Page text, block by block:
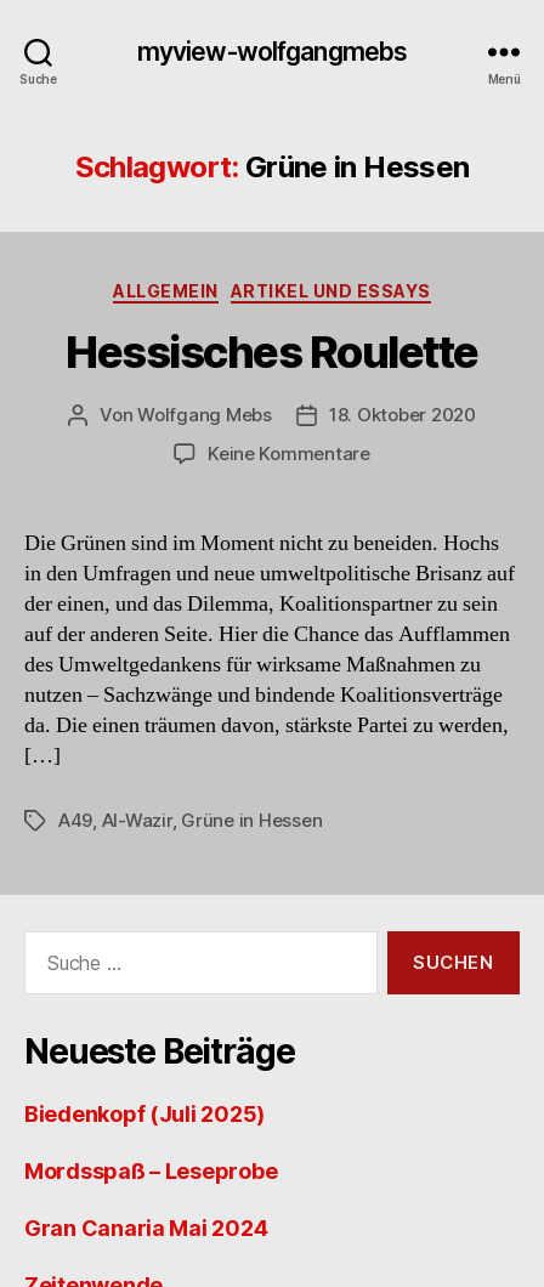
Suche
myview-wolfgangmebs
Menü
Schlagwort: Grüne in Hessen
Kategorien
ALLGEMEIN ARTIKEL UND ESSAYS
Hessisches Roulette
Beitragsautor
VonWolfgang Mebs Beitragsdatum
18. Oktober 2020
Keine Kommentarezu
Die Grünen sind im Moment nicht zu beneiden. Hochs
in den Umfragen und neue umweltpolitische Brisanz auf
der einen, und das Dilemma, Koalitionspartner zu sein
auf der anderen Seite. Hier die Chance das Aufflammen
des Umweltgedankens für wirksame Maßnahmen zu
nutzen – Sachzwänge und bindende Koalitionsverträge
da. Die einen träumen davon, stärkste Partei zu werden,
[…]
Schlagwörter
A49 Al-Wazir, Grüne in Hessen
nach:
Neueste Beiträge
Biedenkopf (Juli 2025)
Mordsspaß – Leseprobe
Gran Canaria Mai 2024